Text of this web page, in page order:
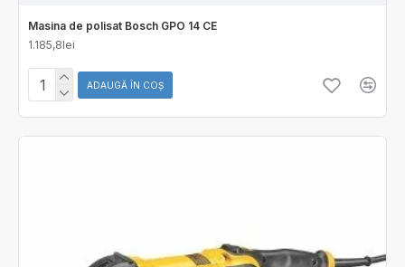
Masina de polisat Bosch GPO 14 CE
1.185,8lei
ADAUGĂ ÎN COŞ